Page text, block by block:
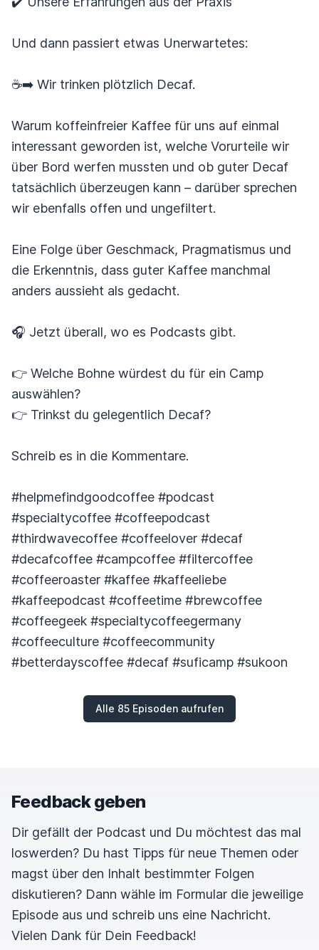
Und dann passiert etwas Unerwartetes:
☕➡️ Wir trinken plötzlich Decaf.
Warum koffeinfreier Kaffee für uns auf einmal
interessant geworden ist, welche Vorurteile wir
über Bord werfen mussten und ob guter Decaf
tatsächlich überzeugen kann – darüber sprechen
wir ebenfalls offen und ungefiltert.
Eine Folge über Geschmack, Pragmatismus und
die Erkenntnis, dass guter Kaffee manchmal
anders aussieht als gedacht.
🎧 Jetzt überall, wo es Podcasts gibt.
👉 Welche Bohne würdest du für ein Camp
auswählen?
👉 Trinkst du gelegentlich Decaf?
Schreib es in die Kommentare.
#helpmefindgoodcoffee #podcast
#specialtycoffee #coffeepodcast
#thirdwavecoffee #coffeelover #decaf
#decafcoffee #campcoffee #filtercoffee
#coffeeroaster #kaffee #kaffeeliebe
#kaffeepodcast #coffeetime #brewcoffee
#coffeegeek #specialtycoffeegermany
#coffeeculture #coffeecommunity
#betterdayscoffee #decaf #suficamp #sukoon
Alle 85 Episoden aufrufen
Feedback geben
Dir gefällt der Podcast und Du möchtest das mal
loswerden? Du hast Tipps für neue Themen oder
magst über den Inhalt bestimmter Folgen
diskutieren? Dann wähle im Formular die jeweilige
Episode aus und schreib uns eine Nachricht.
Vielen Dank für Dein Feedback!